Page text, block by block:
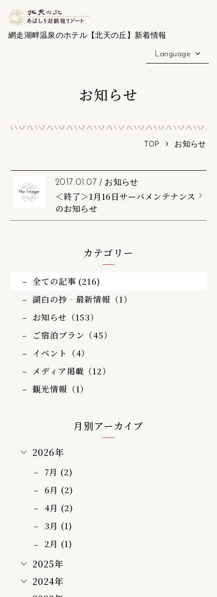
網走湖畔温泉のホテル【北天の丘】新着情報
Language
お知らせ
TOP お知らせ
2017.01.07 / お知らせ
＜終了＞1月16日サーバメンテナンス
のお知らせ
カテゴリー
全ての記事 (216)
湖白の抄‐最新情報（1）
お知らせ（153）
ご宿泊プラン（45）
イベント（4）
メディア掲載（12）
観光情報（1）
月別アーカイブ
2026年
7月 (2)
6月 (2)
4月 (2)
3月 (1)
2月 (1)
2025年
2024年